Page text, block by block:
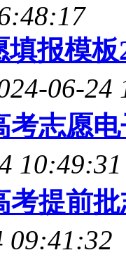
报模
06-24
考志愿
10:49:31
考提前
09:41:32